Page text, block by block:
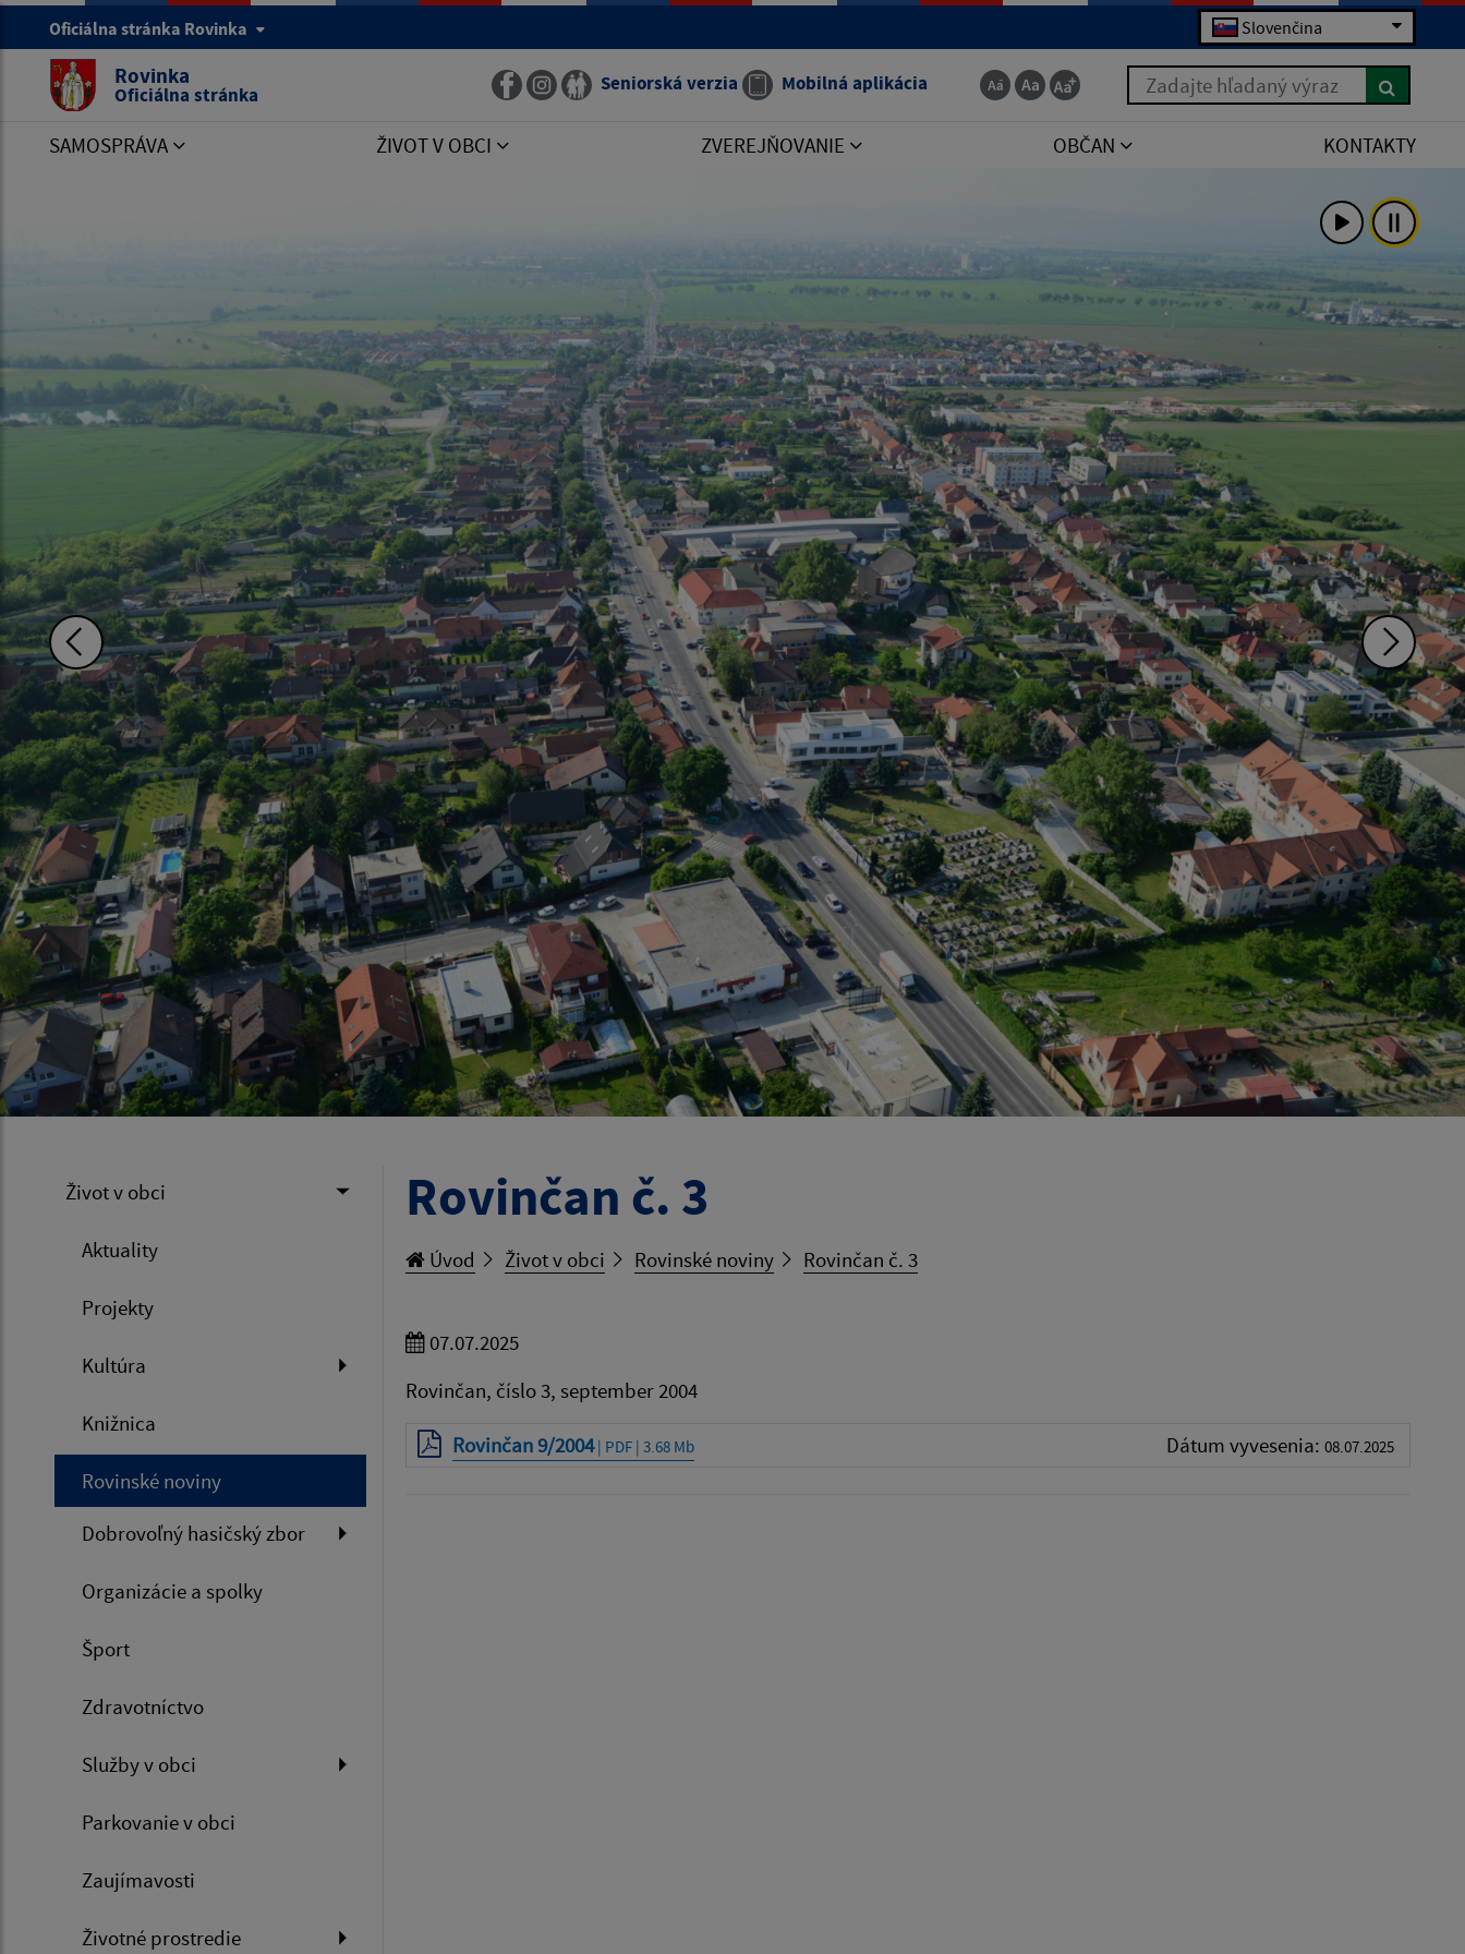
Oficiálna stránka Rovinka Slovenčina
Rovinka
Oficiálna stránka Seniorská verzia Mobilná aplikácia Zadajte hľadaný výraz
SAMOSPRÁVA ŽIVOT V OBCI ZVEREJŇOVANIE OBČAN KONTAKTY
Život v obci
Aktuality
Projekty
Kultúra
Knižnica
Rovinské noviny
Dobrovoľný hasičský zbor
Organizácie a spolky
Šport
Zdravotníctvo
Služby v obci
Parkovanie v obci
Zaujímavosti
Životné prostredie
Rovinčan č. 3
Úvod Život v obci Rovinské noviny Rovinčan č. 3
07.07.2025
Rovinčan, číslo 3, september 2004
Rovinčan 9/2004| PDF | 3.68 Mb Dátum vyvesenia: 08.07.2025